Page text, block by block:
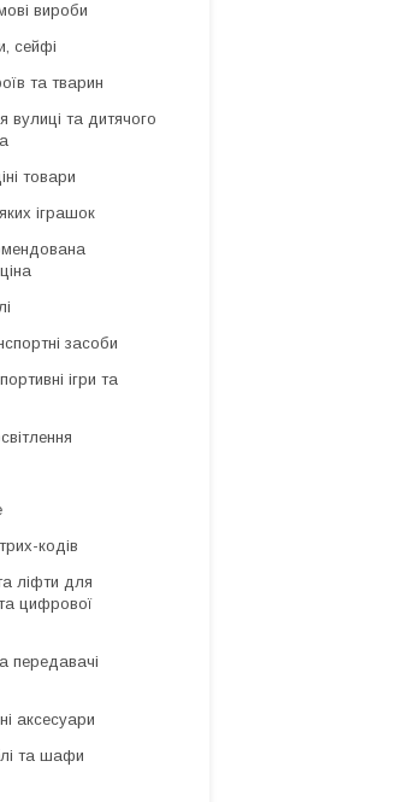
вироби
сейфі
та тварин
вулиці та дитячого
товари
іграшок
засоби
ігри та
кодів
ліфти для
цифрової
передавачі
аксесуари
та шафи